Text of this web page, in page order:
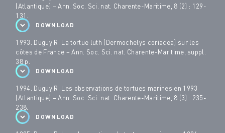
(Atlantique) – Ann. Soc. Sci. nat. Charente-Maritime, 8 (2) : 129-
131.
DOWNLOAD
1993. Duguy R. La tortue luth (Dermochelys coriacea) sur les
côtes de France – Ann. Soc. Sci. nat. Charente-Maritime, suppl.
38 p.
DOWNLOAD
1994. Duguy R. Les observations de tortues marines en 1993
(Atlantique) – Ann. Soc. Sci. nat. Charente-Maritime, 8 (3) : 235-
238.
DOWNLOAD